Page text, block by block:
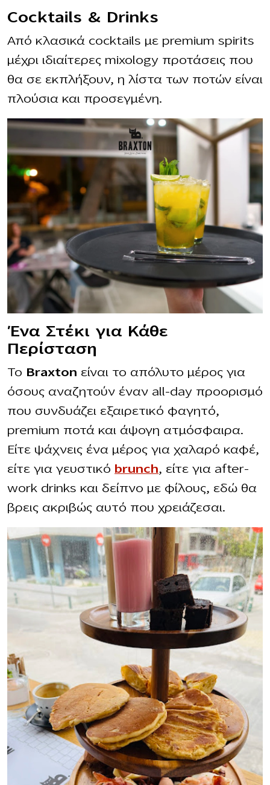
Cocktails & Drinks
Από κλασικά cocktails με premium spirits
μέχρι ιδιαίτερες mixology προτάσεις που
θα σε εκπλήξουν, η λίστα των ποτών είναι
πλούσια και προσεγμένη.
Ένα Στέκι για Κάθε
Περίσταση
Το Braxton είναι το απόλυτο μέρος για
όσους αναζητούν έναν all-day προορισμό
που συνδυάζει εξαιρετικό φαγητό,
premium ποτά και άψογη ατμόσφαιρα.
Είτε ψάχνεις ένα μέρος για χαλαρό καφέ,
είτε για γευστικό brunch, είτε για after-
work drinks και δείπνο με φίλους, εδώ θα
βρεις ακριβώς αυτό που χρειάζεσαι.